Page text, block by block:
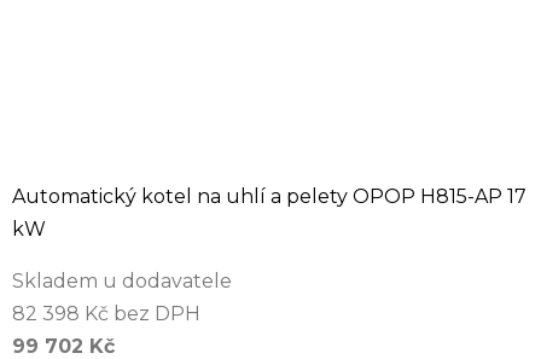
Automatický kotel na uhlí a pelety OPOP H815-AP 17
kW
Skladem u dodavatele
82 398 Kč bez DPH
99 702 Kč